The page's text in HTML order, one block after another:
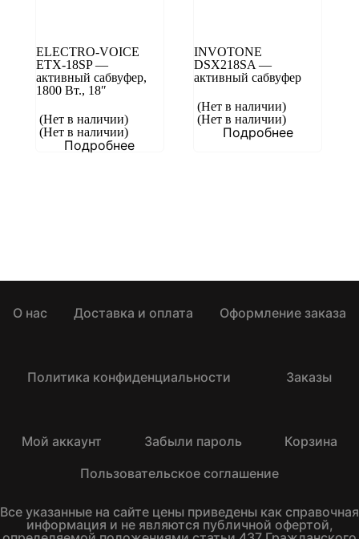
ELECTRO-VOICE
ETX-18SP —
активный сабвуфер,
1800 Вт., 18″
(Нет в наличии)
(Нет в наличии)
Подробнее
INVOTONE
DSX218SA —
активный сабвуфер
(Нет в наличии)
(Нет в наличии)
Подробнее
О нас Доставка и оплата Оформление заказа
Политика конфиденциальности Заказы
Мой аккаунт Забыли пароль
Корзина
Пользовательское соглашение
Все указанные на сайте цены приведены как справочная
информация и не являются публичной офертой,